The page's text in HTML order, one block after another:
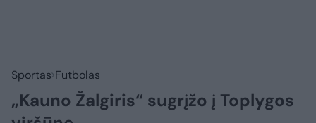
Sportas Futbolas
„Kauno Žalgiris“ sugrįžo į Toplygos